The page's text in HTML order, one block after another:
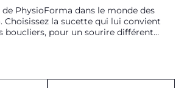
de PhysioForma dans le monde des
Choisissez la sucette qui lui convient
boucliers, pour un sourire différent